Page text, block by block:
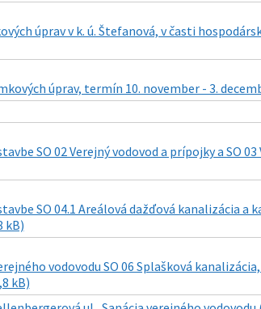
úprav v k. ú. Štefanová, v časti
úprav, termín 10. november - 3.
SO 02 Verejný vodovod a prípojky a SO 03
SO 04.1 Areálová dažďová kanalizácia a
kB)
vodovodu SO 06 Splašková
kB)